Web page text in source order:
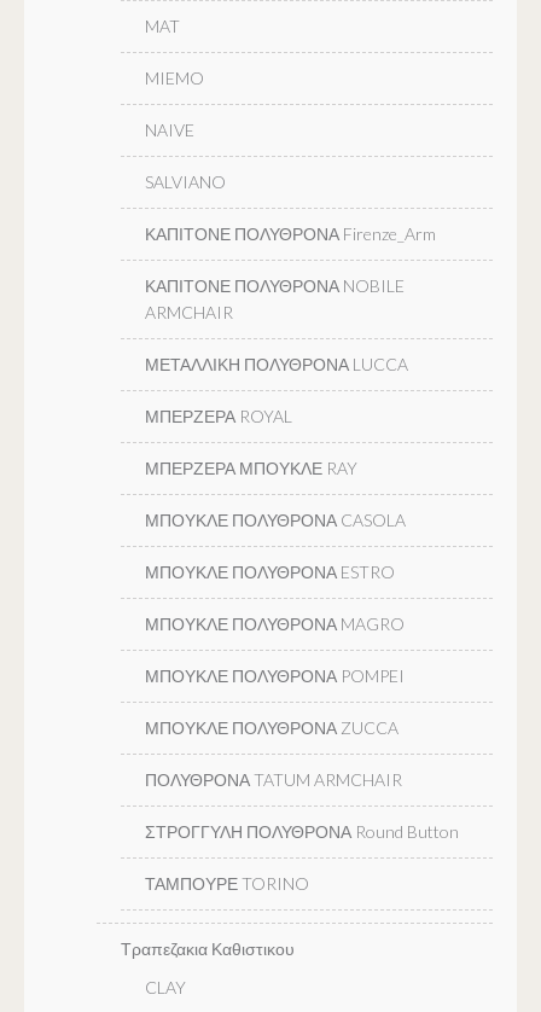
MAT
MIEMO
NAIVE
SALVIANO
ΚΑΠΙΤΟΝΕ ΠΟΛΥΘΡΟΝΑ Firenze_Arm
ΚΑΠΙΤΟΝΕ ΠΟΛΥΘΡΟΝΑ NOBILE
ARMCHAIR
ΜΕΤΑΛΛΙΚΗ ΠΟΛΥΘΡΟΝΑ LUCCA
ΜΠΕΡΖΕΡΑ ROYAL
ΜΠΕΡΖΕΡΑ ΜΠΟΥΚΛΕ RAY
ΜΠΟΥΚΛΕ ΠΟΛΥΘΡΟΝΑ CASOLA
ΜΠΟΥΚΛΕ ΠΟΛΥΘΡΟΝΑ ESTRO
ΜΠΟΥΚΛΕ ΠΟΛΥΘΡΟΝΑ MAGRO
ΜΠΟΥΚΛΕ ΠΟΛΥΘΡΟΝΑ POMPEI
ΜΠΟΥΚΛΕ ΠΟΛΥΘΡΟΝΑ ZUCCA
ΠΟΛΥΘΡΟΝΑ TATUM ARMCHAIR
ΣΤΡΟΓΓΥΛΗ ΠΟΛΥΘΡΟΝΑ Round Button
ΤΑΜΠΟΥΡΕ TORINO
Τραπεζακια Καθιστικου
CLAY